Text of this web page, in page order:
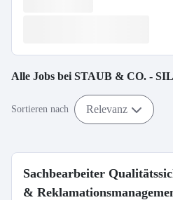
Alle Jobs bei STAUB & CO. -
Sortieren nach Relevanz
Sachbearbeiter
&